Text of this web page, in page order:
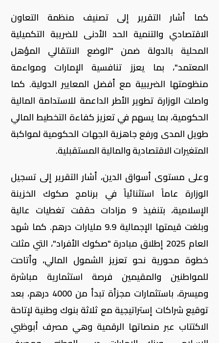
كما أشار التقرير إلى تصنيف منظمة التعاون
الاقتصادي والتنمية الحد الأدنى للضريبة التكميلية
المحلية بالدولة ضمن "الوضع الانتقالي المؤهل
المعتمد"، بما يعزز تنافسية الإمارات ومواءمة
منظومتها الضريبية مع أفضل المعايير الدولية. كما
واصلت الوزارة تطوير الأطر الداعمة للاستدامة المالية
الحكومية، بما يسهم في تعزيز كفاءة التخطيط المالي
طويل المدى ورفع جاهزية الجهات الحكومية لمواكبة
المتغيرات الاقتصادية والمالية المستقبلية.
وعلى مستوى أسواق الدين، أشار التقرير إلى تسجيل
الوزارة عاماً استثنائياً في برنامج صكوك الخزينة
الإسلامية، بتنفيذ 9 مزادات حققت تغطيات عالية
وبلغت قيمتها الإجمالية 9.9 مليارات درهم. كما شهد
العام 2025 إطلاق مبادرة "صكوك الأفراد"، التي مثلت
خطوة محورية نحو تعزيز الشمول المالي، وأتاحت
للمواطنين والمقيمين فرصة استثمارية مباشرة
وميسرة، باستثمارات مجزأة تبدأ من 4000 درهم، بعد
توقيع شراكات إستراتيجية مع ثلاثة بنوك وطنية لإتاحة
الاكتتاب عبر منصاتها الرقمية وهي مصرف أبوظبي